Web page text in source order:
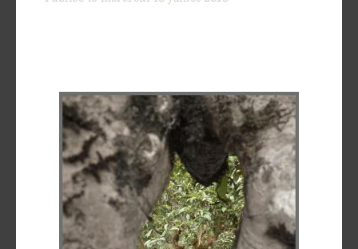
Comment
votre thé
Contactez-